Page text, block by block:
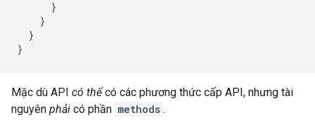
}
}
}
}
Mặc dù API có thểcó các phương thức cấp API, nhưng tài
nguyên phải có phần methods .